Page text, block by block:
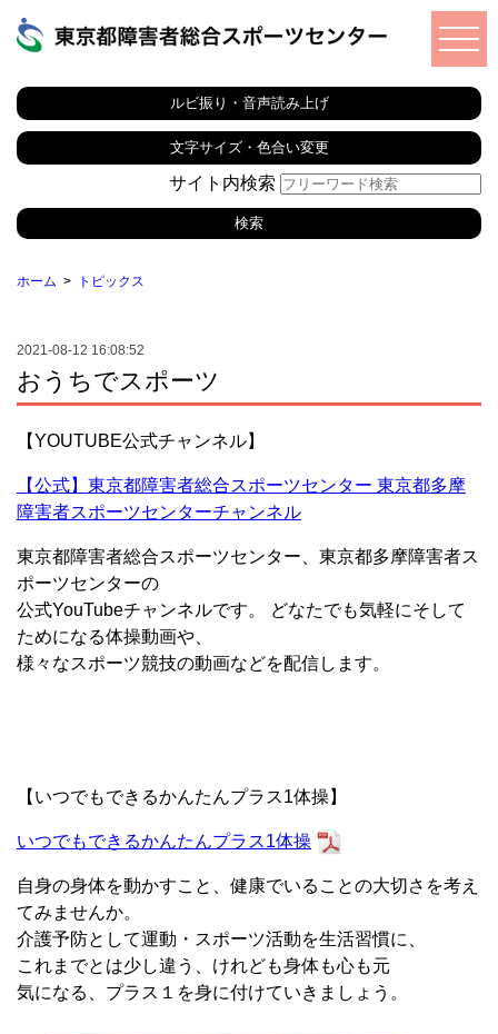
ルビ振り・音声読み上げ
文字サイズ・色合い変更
サイト内検索
ホーム トピックス
2021-08-12 16:08:52
おうちでスポーツ
【YOUTUBE公式チャンネル】
【公式】東京都障害者総合スポーツセンター 東京都多摩
障害者スポーツセンターチャンネル
東京都障害者総合スポーツセンター、東京都多摩障害者ス
ポーツセンターの
公式YouTubeチャンネルです。 どなたでも気軽にそして
ためになる体操動画や、
様々なスポーツ競技の動画などを配信します。
【いつでもできるかんたんプラス1体操】
いつでもできるかんたんプラス1体操
自身の身体を動かすこと、健康でいることの大切さを考え
てみませんか。
介護予防として運動・スポーツ活動を生活習慣に、
これまでとは少し違う、けれども身体も心も元
気になる、プラス１を身に付けていきましょう。